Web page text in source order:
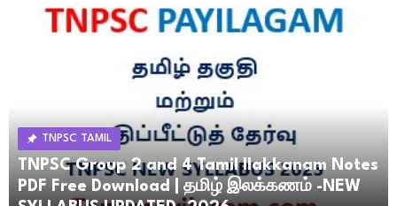
TNPSC TAMIL
TNPSC Group 2 and 4 Tamil Ilakkanam Notes
PDF Free Download | தமிழ் இலக்கணம் -NEW